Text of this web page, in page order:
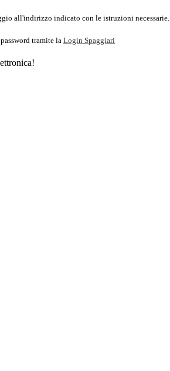
all'indirizzo indicato con le istruzioni necessarie.
tramite la Login Spaggiari